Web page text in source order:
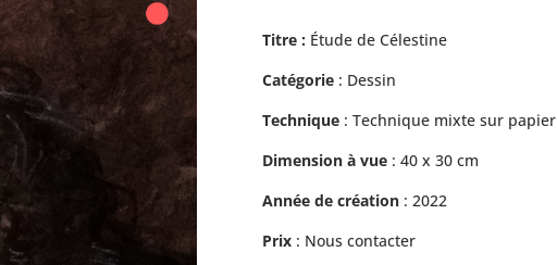
Titre : Étude de Célestine
Catégorie: Dessin
Technique : Technique mixte sur papier
Dimension à vue: 40 x 30 cm
Année de création: 2022
Prix: Nous contacter